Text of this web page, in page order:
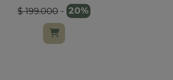
$ 199.000- 20%